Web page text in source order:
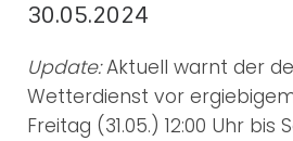
30.05.2024
Update:Aktuell warnt der
Wetterdienst vor
Freitag (31.05.) 12:00 Uhr bis